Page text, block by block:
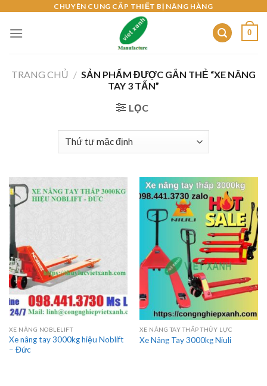
content
CHUYÊN CUNG CẤP THIẾT BỊ NÂNG HÀNG
0
TRANG CHỦ / SẢN PHẨM ĐƯỢC GẮN THẺ “XE NÂNG
TAY 3 TẤN”
LỌC
XE NÂNG NOBLELIFT
Xe nâng tay 3000kg hiệu Noblift
– Đức
XE NÂNG TAY THẤP THỦY LỰC
Xe Nâng Tay 3000kg Niuli